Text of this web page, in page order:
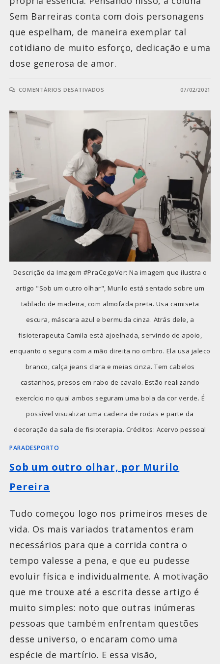
Sem Barreiras conta com dois personagens
que espelham, de maneira exemplar tal
cotidiano de muito esforço, dedicação e uma
dose generosa de amor.
COMENTÁRIOS DESATIVADOS 07/02/2021
Descrição da Imagem #PraCegoVer: Na imagem que ilustra o
artigo "Sob um outro olhar", Murilo está sentado sobre um
tablado de madeira, com almofada preta. Usa camiseta
escura, máscara azul e bermuda cinza. Atrás dele, a
fisioterapeuta Camila está ajoelhada, servindo de apoio,
enquanto o segura com a mão direita no ombro. Ela usa jaleco
branco, calça jeans clara e meias cinza. Tem cabelos
castanhos, presos em rabo de cavalo. Estão realizando
exercício no qual ambos seguram uma bola da cor verde. É
possível visualizar uma cadeira de rodas e parte da
decoração da sala de fisioterapia. Créditos: Acervo pessoal
PARADESPORTO
Sob um outro olhar, por Murilo
Pereira
Tudo começou logo nos primeiros meses de
vida. Os mais variados tratamentos eram
necessários para que a corrida contra o
tempo valesse a pena, e que eu pudesse
evoluir física e individualmente. A motivação
que me trouxe até a escrita desse artigo é
muito simples: noto que outras inúmeras
pessoas que também enfrentam questões
desse universo, o encaram como uma
espécie de martírio. E essa visão,